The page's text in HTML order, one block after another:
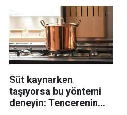
Süt kaynarken
taşıyorsa bu yöntemi
deneyin: Tencerenin